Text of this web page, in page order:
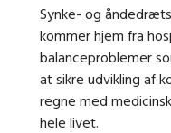
Synke- og
kommer hjem fra
balanceproblemer
at sikre udvikling af
regne med
hele livet.